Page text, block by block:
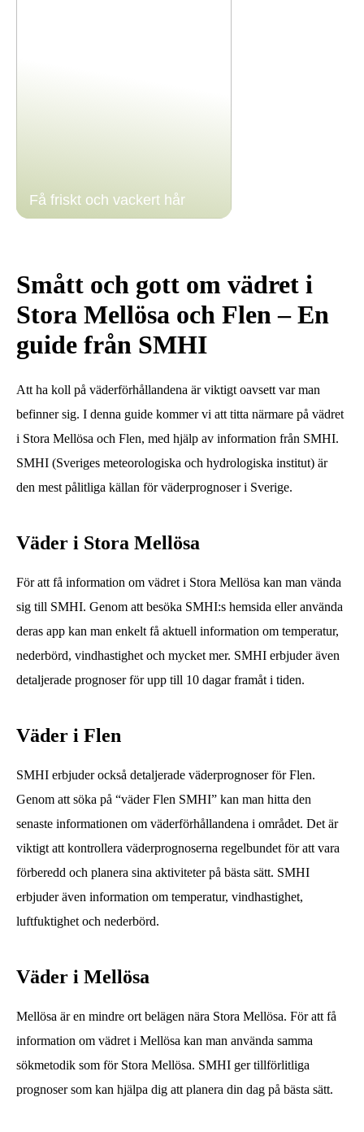
Få friskt och vackert hår
Smått och gott om vädret i
Stora Mellösa och Flen – En
guide från SMHI
Att ha koll på väderförhållandena är viktigt oavsett var man
befinner sig. I denna guide kommer vi att titta närmare på vädret
i Stora Mellösa och Flen, med hjälp av information från SMHI.
SMHI (Sveriges meteorologiska och hydrologiska institut) är
den mest pålitliga källan för väderprognoser i Sverige.
Väder i Stora Mellösa
För att få information om vädret i Stora Mellösa kan man vända
sig till SMHI. Genom att besöka SMHI:s hemsida eller använda
deras app kan man enkelt få aktuell information om temperatur,
nederbörd, vindhastighet och mycket mer. SMHI erbjuder även
detaljerade prognoser för upp till 10 dagar framåt i tiden.
Väder i Flen
SMHI erbjuder också detaljerade väderprognoser för Flen.
Genom att söka på “väder Flen SMHI” kan man hitta den
senaste informationen om väderförhållandena i området. Det är
viktigt att kontrollera väderprognoserna regelbundet för att vara
förberedd och planera sina aktiviteter på bästa sätt. SMHI
erbjuder även information om temperatur, vindhastighet,
luftfuktighet och nederbörd.
Väder i Mellösa
Mellösa är en mindre ort belägen nära Stora Mellösa. För att få
information om vädret i Mellösa kan man använda samma
sökmetodik som för Stora Mellösa. SMHI ger tillförlitliga
prognoser som kan hjälpa dig att planera din dag på bästa sätt.